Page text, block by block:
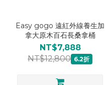
Easy gogo 遠紅外線養生加
拿大原木百石長桑拿桶
NT$7,888
NT$12,800 6.2折